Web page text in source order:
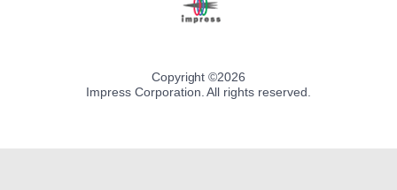
Copyright ©2026
Impress Corporation. All rights reserved.